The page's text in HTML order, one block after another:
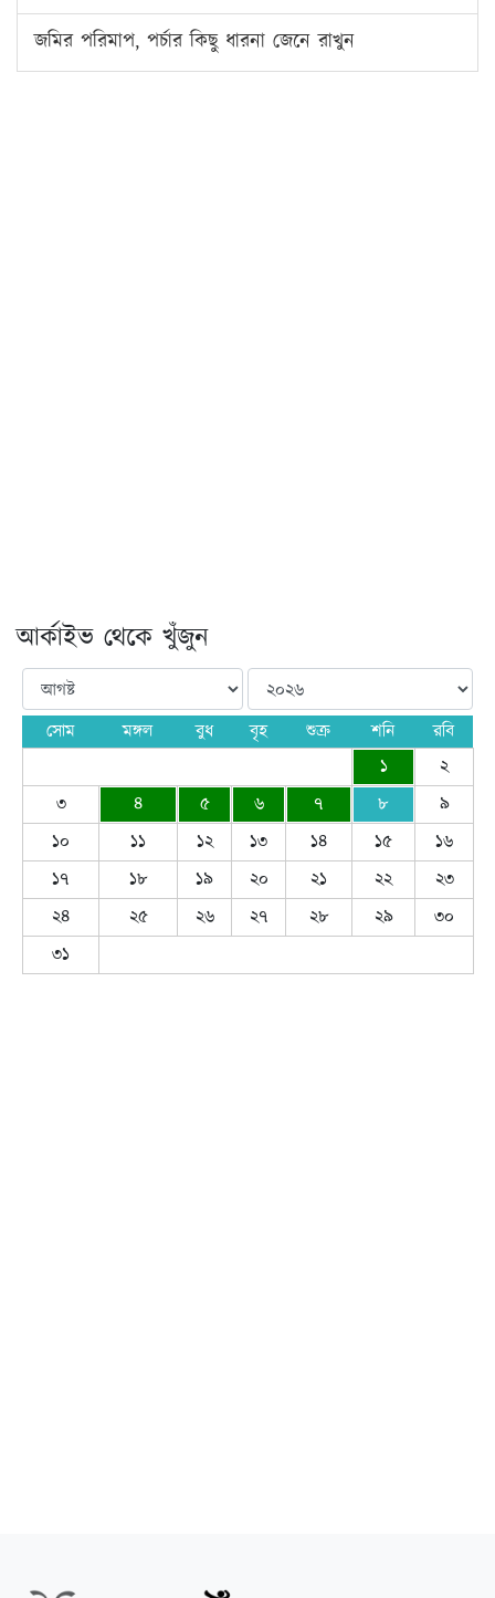
জমির পরিমাপ, পর্চার কিছু ধারনা জেনে রাখুন
আর্কাইভ থেকে খুঁজুন
সোম মঙ্গল বুধ বৃহ শুক্র শনি
রবি
১
২
৩
৪ ৫ ৬ ৭ ৮
৯
১০
১১ ১২ ১৩ ১৪ ১৫
১৬
১৭
১৮ ১৯ ২০ ২১ ২২
২৩
২৪
২৫ ২৬ ২৭ ২৮ ২৯
৩০
৩১